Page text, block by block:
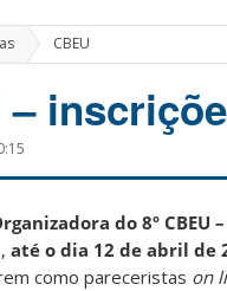
CBEU
–
do ​​8º
até o dia 12 de abril de
como pareceristas on